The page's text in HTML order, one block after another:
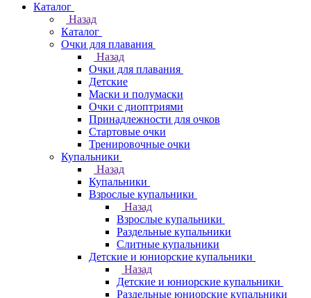
Каталог
Назад
Каталог
Очки для плавания
Назад
Очки для плавания
Детские
Маски и полумаски
Очки с диоптриями
Принадлежности для очков
Стартовые очки
Тренировочные очки
Купальники
Назад
Купальники
Взрослые купальники
Назад
Взрослые купальники
Раздельные купальники
Слитные купальники
Детские и юниорские купальники
Назад
Детские и юниорские купальники
Раздельные юниорские купальники